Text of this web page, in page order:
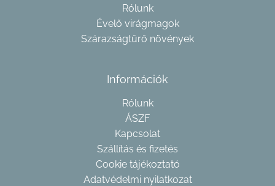
Rólunk
Évelő virágmagok
Szárazságtűrő növények
Információk
Rólunk
ÁSZF
Kapcsolat
Szállítás és fizetés
Cookie tájékoztató
Adatvédelmi nyilatkozat